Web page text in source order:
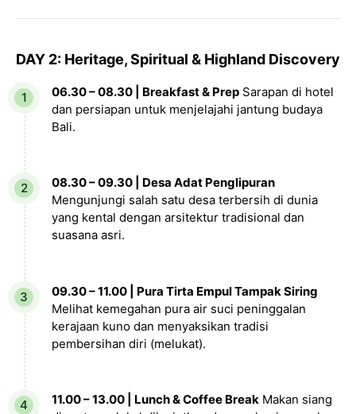
DAY 2: Heritage, Spiritual & Highland Discovery
06.30 – 08.30 | Breakfast & Prep Sarapan di hotel
dan persiapan untuk menjelajahi jantung budaya
Bali.
08.30 – 09.30 | Desa Adat Penglipuran
Mengunjungi salah satu desa terbersih di dunia
yang kental dengan arsitektur tradisional dan
suasana asri.
09.30 – 11.00 | Pura Tirta Empul Tampak Siring
Melihat kemegahan pura air suci peninggalan
kerajaan kuno dan menyaksikan tradisi
pembersihan diri (melukat).
11.00 – 13.00 | Lunch & Coffee Break Makan siang